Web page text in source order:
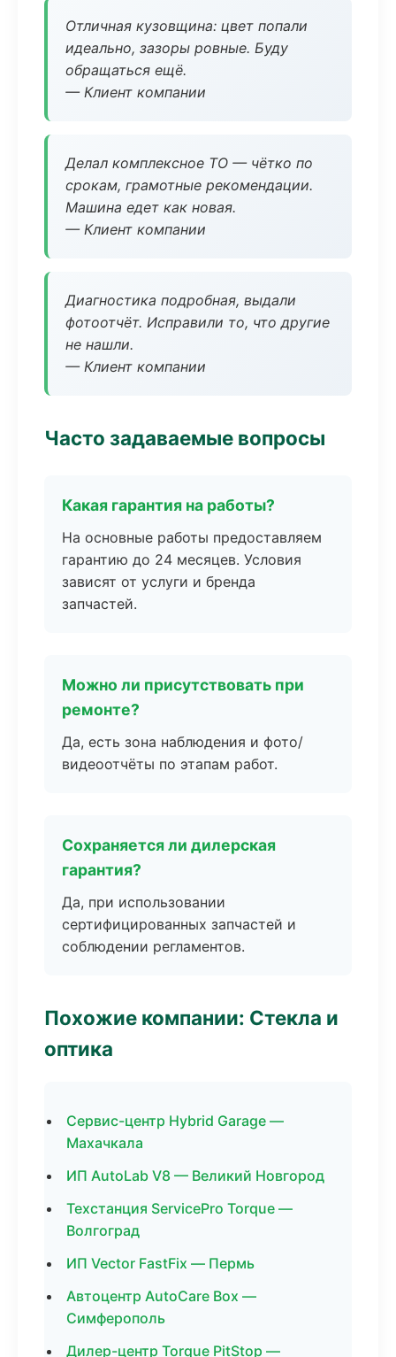
Отличная кузовщина: цвет попали
идеально, зазоры ровные. Буду
обращаться ещё.
— Клиент компании
Делал комплексное ТО — чётко по
срокам, грамотные рекомендации.
Машина едет как новая.
— Клиент компании
Диагностика подробная, выдали
фотоотчёт. Исправили то, что другие
не нашли.
— Клиент компании
Часто задаваемые вопросы
Какая гарантия на работы?
На основные работы предоставляем
гарантию до 24 месяцев. Условия
зависят от услуги и бренда
запчастей.
Можно ли присутствовать при
ремонте?
Да, есть зона наблюдения и фото/
видеоотчёты по этапам работ.
Сохраняется ли дилерская
гарантия?
Да, при использовании
сертифицированных запчастей и
соблюдении регламентов.
Похожие компании: Стекла и
оптика
Сервис-центр Hybrid Garage —
Махачкала
ИП AutoLab V8 — Великий Новгород
Техстанция ServicePro Torque —
Волгоград
ИП Vector FastFix — Пермь
Автоцентр AutoCare Box —
Симферополь
Дилер-центр Torque PitStop —